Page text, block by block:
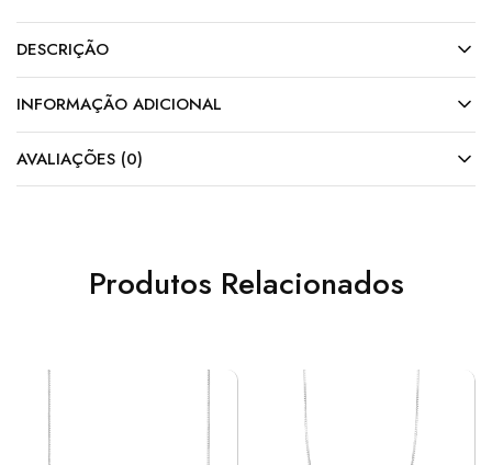
DESCRIÇÃO
INFORMAÇÃO ADICIONAL
AVALIAÇÕES (0)
Produtos Relacionados